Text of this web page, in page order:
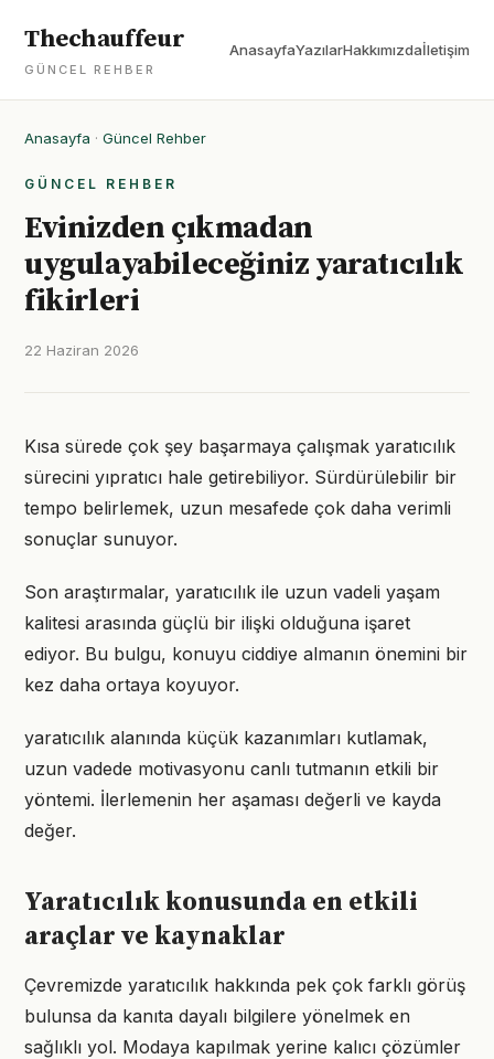
Thechauffeur
GÜNCEL REHBER
AnasayfaYazılarHakkımızdaİletişim
Anasayfa · Güncel Rehber
GÜNCEL REHBER
Evinizden çıkmadan
uygulayabileceğiniz yaratıcılık
fikirleri
22 Haziran 2026
Kısa sürede çok şey başarmaya çalışmak yaratıcılık
sürecini yıpratıcı hale getirebiliyor. Sürdürülebilir bir
tempo belirlemek, uzun mesafede çok daha verimli
sonuçlar sunuyor.
Son araştırmalar, yaratıcılık ile uzun vadeli yaşam
kalitesi arasında güçlü bir ilişki olduğuna işaret
ediyor. Bu bulgu, konuyu ciddiye almanın önemini bir
kez daha ortaya koyuyor.
yaratıcılık alanında küçük kazanımları kutlamak,
uzun vadede motivasyonu canlı tutmanın etkili bir
yöntemi. İlerlemenin her aşaması değerli ve kayda
değer.
Yaratıcılık konusunda en etkili
araçlar ve kaynaklar
Çevremizde yaratıcılık hakkında pek çok farklı görüş
bulunsa da kanıta dayalı bilgilere yönelmek en
sağlıklı yol. Modaya kapılmak yerine kalıcı çözümler